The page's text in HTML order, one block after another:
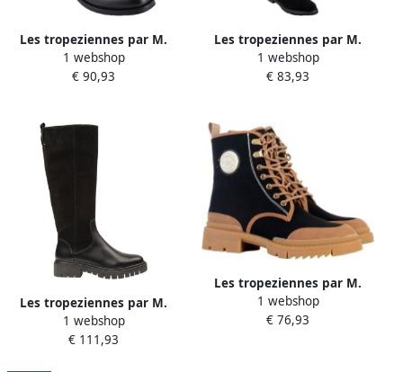
Les tropeziennes par M.
Belarbi Leren laarzen Les
Lucile
1 webshop
€ 90,93
Les tropeziennes par M.
Belarbi Doremi leren
laarzen
1 webshop
€ 83,93
Les tropeziennes par M.
Belarbi Zabeth leren laars
1 webshop
€ 111,93
Les tropeziennes par M.
Belarbi Dypster leren laars
1 webshop
€ 76,93